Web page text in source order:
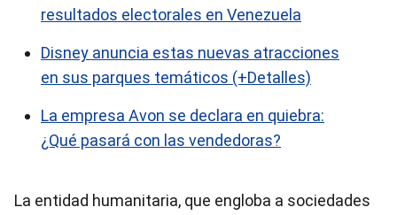
resultados electorales en Venezuela
Disney anuncia estas nuevas atracciones
en sus parques temáticos (+Detalles)
La empresa Avon se declara en quiebra:
¿Qué pasará con las vendedoras?
La entidad humanitaria, que engloba a sociedades